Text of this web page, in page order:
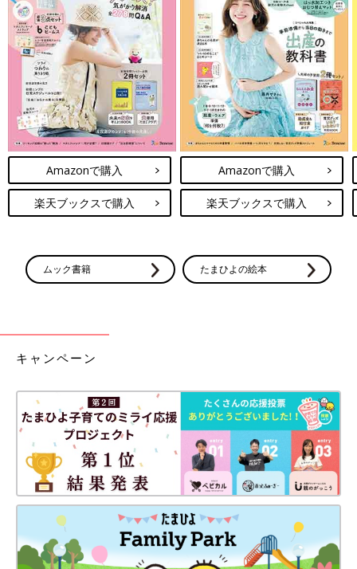
Amazonで購入
楽天ブックスで購入
Amazonで購入
楽天ブックスで購入
ムック書籍 たまひよの絵本
キャンペーン